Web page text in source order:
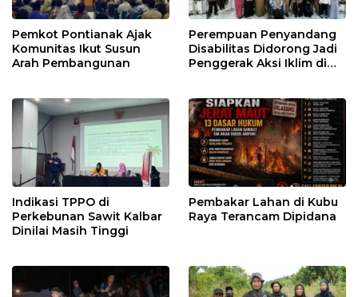
Pemkot Pontianak Ajak
Komunitas Ikut Susun
Arah Pembangunan
Perempuan Penyandang
Disabilitas Didorong Jadi
Penggerak Aksi Iklim di
Indikasi TPPO di
Perkebunan Sawit Kalbar
Dinilai Masih Tinggi
Pembakar Lahan di Kubu
Raya Terancam Dipidana